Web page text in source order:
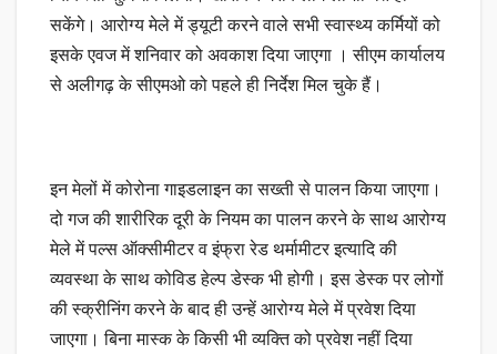
सकेंगे। आरोग्य मेले में ड्यूटी करने वाले सभी स्वास्थ्य कर्मियों को
इसके एवज में शनिवार को अवकाश दिया जाएगा । सीएम कार्यालय
से अलीगढ़ के सीएमओ को पहले ही निर्देश मिल चुके हैं।
इन मेलों में कोरोना गाइडलाइन का सख्ती से पालन किया जाएगा।
दो गज की शारीरिक दूरी के नियम का पालन करने के साथ आरोग्य
मेले में पल्स ऑक्सीमीटर व इंफ्रा रेड थर्मामीटर इत्यादि की
व्यवस्था के साथ कोविड हेल्प डेस्क भी होगी। इस डेस्क पर लोगों
की स्क्रीनिंग करने के बाद ही उन्हें आरोग्य मेले में प्रवेश दिया
जाएगा। बिना मास्क के किसी भी व्यक्ति को प्रवेश नहीं दिया